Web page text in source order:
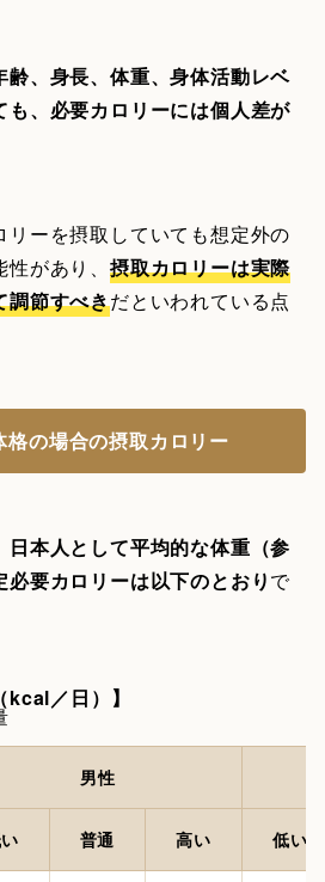
齢、身長、体重、身体活動レベ
も、必要カロリーには個人差が
リーを摂取していても想定外の
があり、 摂取カロリーは実際
調節すべきだといわれている点
格の場合の摂取カロリー
日本人として平均的な体重（参
要カロリーは以下のとおりで
kcal／日）】
男性
普通 高い 低い